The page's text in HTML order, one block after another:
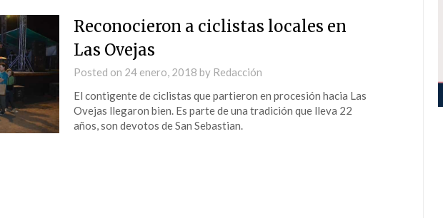
Reconocieron a ciclistas locales en
Las Ovejas
Posted on 24 enero, 2018 by Redacción
El contigente de ciclistas que partieron en procesión hacia Las
Ovejas llegaron bien. Es parte de una tradición que lleva 22
años, son devotos de San Sebastian.